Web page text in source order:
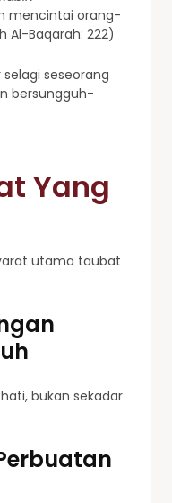
mencintai orang-
Al-Baqarah: 222)
seseorang
bersungguh-
Yang
utama taubat
bukan sekadar